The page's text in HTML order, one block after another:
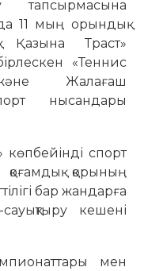
тапсырмасына
11 мың орындық
Қазына Траст»
«Теннис
Жалағаш
нысандары
спорт
қоғамдық қорының
бар жандарға
кешені
мен